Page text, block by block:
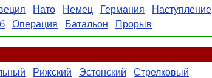
Нато Немец Германия
Наступление
Операция Батальон Прорыв
Рижский Эстонский
Стрелковый